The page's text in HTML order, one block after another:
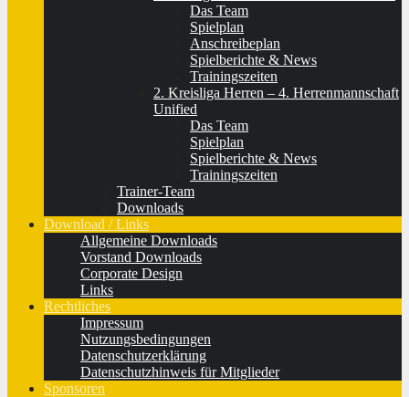
Das Team
Spielplan
Anschreibeplan
Spielberichte & News
Trainingszeiten
2. Kreisliga Herren – 4. Herrenmannschaft
Unified
Das Team
Spielplan
Spielberichte & News
Trainingszeiten
Trainer-Team
Downloads
Download / Links
Allgemeine Downloads
Vorstand Downloads
Corporate Design
Links
Rechtliches
Impressum
Nutzungsbedingungen
Datenschutzerklärung
Datenschutzhinweis für Mitglieder
Sponsoren